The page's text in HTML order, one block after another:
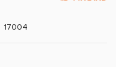
17004